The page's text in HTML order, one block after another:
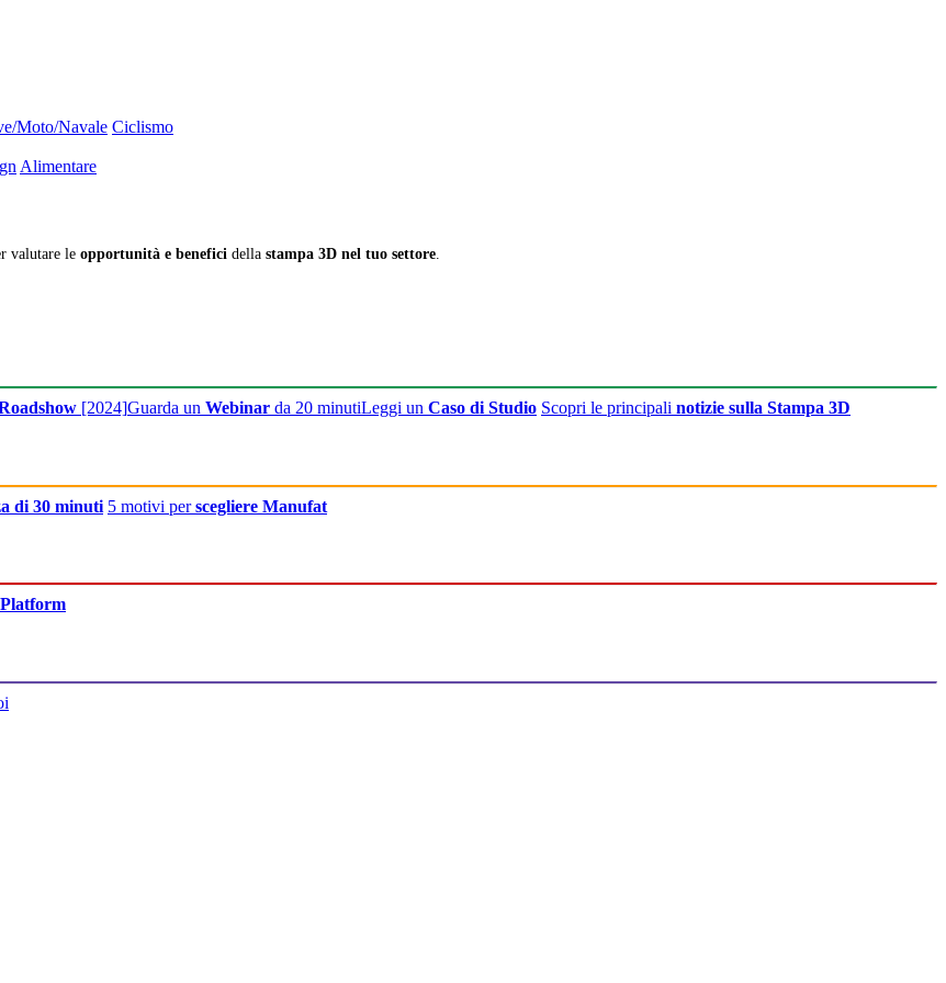
Moto/Navale Ciclismo
Alimentare
valutare le opportunità e benefici della stampa 3D nel tuo settore
[2024]Guarda un Webinar da 20 minutiLeggi un Caso di Studio Scopri le principali notizie sulla Stampa 3D
di 30 minuti 5 motivi perscegliere Manufat